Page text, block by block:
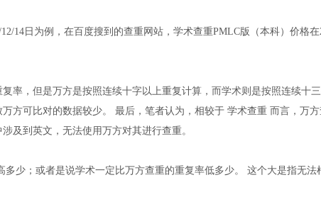
14日为例，在百度搜到的查重网站，学术查重PMLC版（本科）价格
率，但是万方是按照连续十字以上重复计算，而学术则是按照连续十
方可比对的数据较少。 最后，笔者认为，相较于 学术查重 而言，万
及到英文，无法使用万方对其进行查重。
少；或者是说学术一定比万方查重的重复率低多少。 这个大是指无